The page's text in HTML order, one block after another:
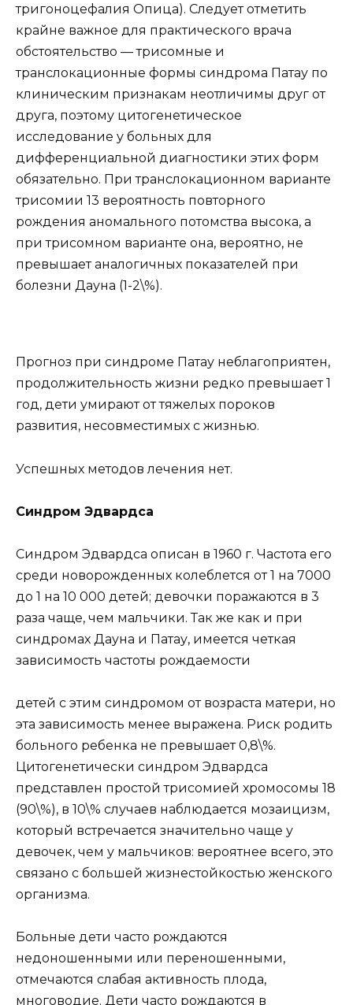
тригоноцефалия Опица). Следует отметить
крайне важное для практического врача
обстоятельство — трисомные и
транслокационные формы синдрома Патау по
клиническим признакам неотличимы друг от
друга, поэтому цитогенетическое
исследование у больных для
дифференциальной диагностики этих форм
обязательно. При транслокационном варианте
трисомии 13 вероятность повторного
рождения аномального потомства высока, а
при трисомном варианте она, вероятно, не
превышает аналогичных показателей при
болезни Дауна (1-2\%).
Прогноз при синдроме Патау неблагоприятен,
продолжительность жизни редко превышает 1
год, дети умирают от тяжелых пороков
развития, несовместимых с жизнью.
Успешных методов лечения нет.
Синдром Эдвардса
Синдром Эдвардса описан в 1960 г. Частота его
среди новорожденных колеблется от 1 на 7000
до 1 на 10 000 детей; девочки поражаются в 3
раза чаще, чем мальчики. Так же как и при
синдромах Дауна и Патау, имеется четкая
зависимость частоты рождаемости
детей с этим синдромом от возраста матери, но
эта зависимость менее выражена. Риск родить
больного ребенка не превышает 0,8\%.
Цитогенетически синдром Эдвардса
представлен простой трисомией хромосомы 18
(90\%), в 10\% случаев наблюдается мозаицизм,
который встречается значительно чаще у
девочек, чем у мальчиков: вероятнее всего, это
связано с большей жизнестойкостью женского
организма.
Больные дети часто рождаются
недоношенными или переношенными,
отмечаются слабая активность плода,
многоводие. Дети часто рождаются в